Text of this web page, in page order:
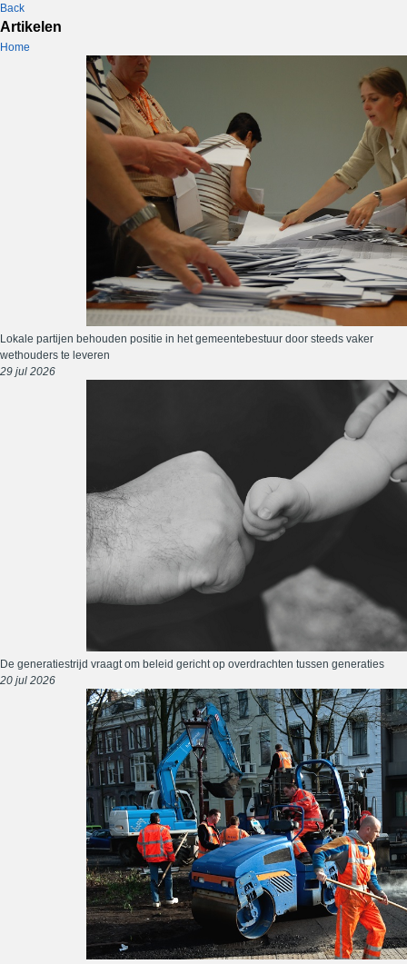
Back
Artikelen
Home
Lokale partijen behouden positie in het gemeentebestuur door steeds vaker
wethouders te leveren
29 jul 2026
De generatiestrijd vraagt om beleid gericht op overdrachten tussen generaties
20 jul 2026